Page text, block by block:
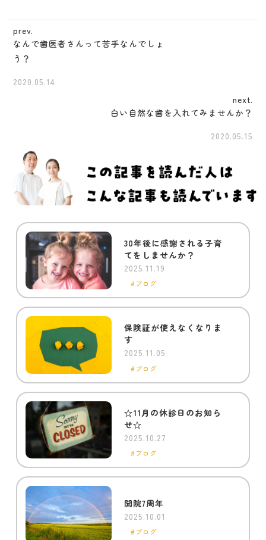
prev.
なんで歯医者さんって苦手なんでしょ
う？
2020.05.14
next.
白い自然な歯を入れてみませんか？
2020.05.15
30年後に感謝される子育
てをしませんか？
2025.11.19
ブログ
保険証が使えなくなりま
す
2025.11.05
ブログ
☆11月の休診日のお知ら
せ☆
2025.10.27
ブログ
開院7周年
2025.10.01
ブログ